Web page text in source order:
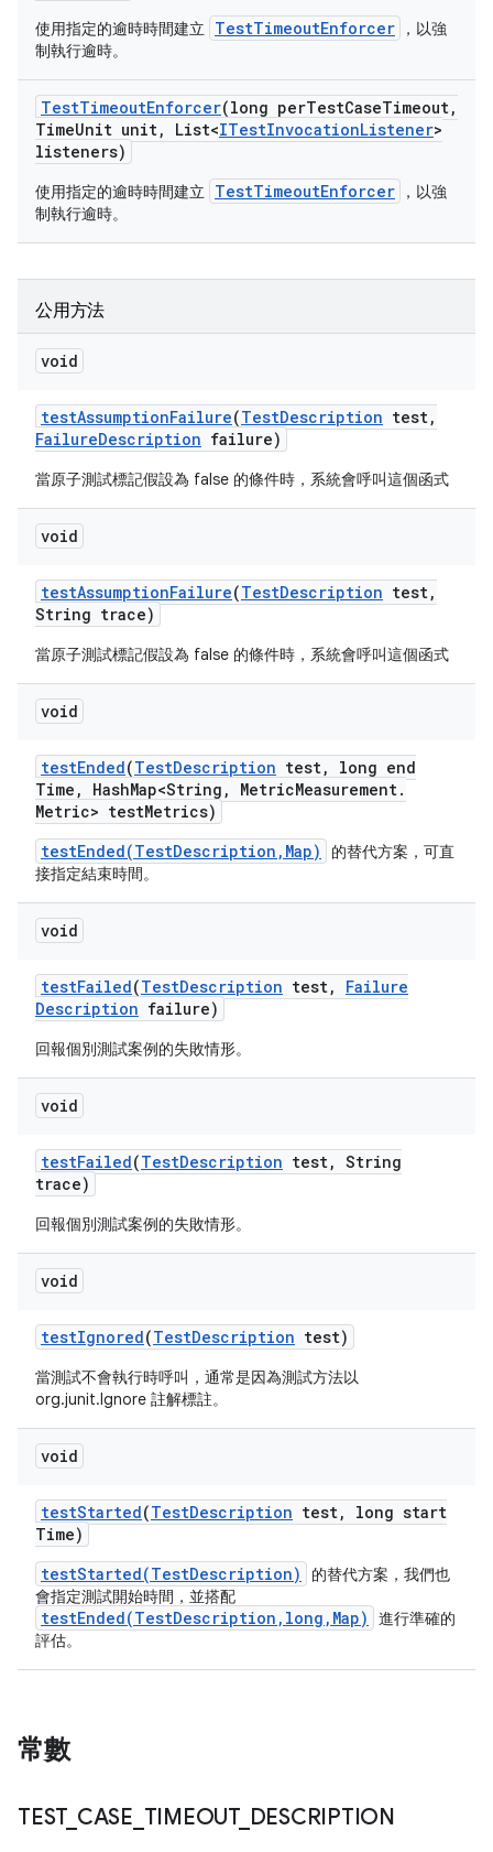
使用指定的逾時時間建立 TestTimeoutEnforcer
，以強
制執行逾時。
TestTimeoutEnforcer(long perTestCaseTimeout,
TimeUnit unit, List<ITestInvocationListener>
listeners)
使用指定的逾時時間建立 TestTimeoutEnforcer
，以強
制執行逾時。
公用方法
void
testAssumptionFailure(TestDescription test,
FailureDescription failure)
當原子測試標記假設為 false 的條件時，系統會呼叫這個函式
void
testAssumptionFailure(TestDescription test,
String trace)
當原子測試標記假設為 false 的條件時，系統會呼叫這個函式
void
testEnded(TestDescription test,
long end
Time , HashMap<String , MetricMeasurement.
Metric> testMetrics)
testEnded(TestDescription,Map)
的替代方案，可直
接指定結束時間。
void
testFailed(TestDescription test,
Failure
Description failure)
回報個別測試案例的失敗情形。
void
testFailed(TestDescription test, String
trace)
回報個別測試案例的失敗情形。
void
testIgnored(TestDescription test)
當測試不會執行時呼叫，通常是因為測試方法以
org.junit.Ignore 註解標註。
void
testStarted(TestDescription test,
long start
Time)
testStarted(TestDescription)
的替代方案，我們也
會指定測試開始時間，並搭配
testEnded(TestDescription,long,Map)
進行準確的
評估。
常數
TEST_ CASE TIMEOUT_ DESCRIPTION